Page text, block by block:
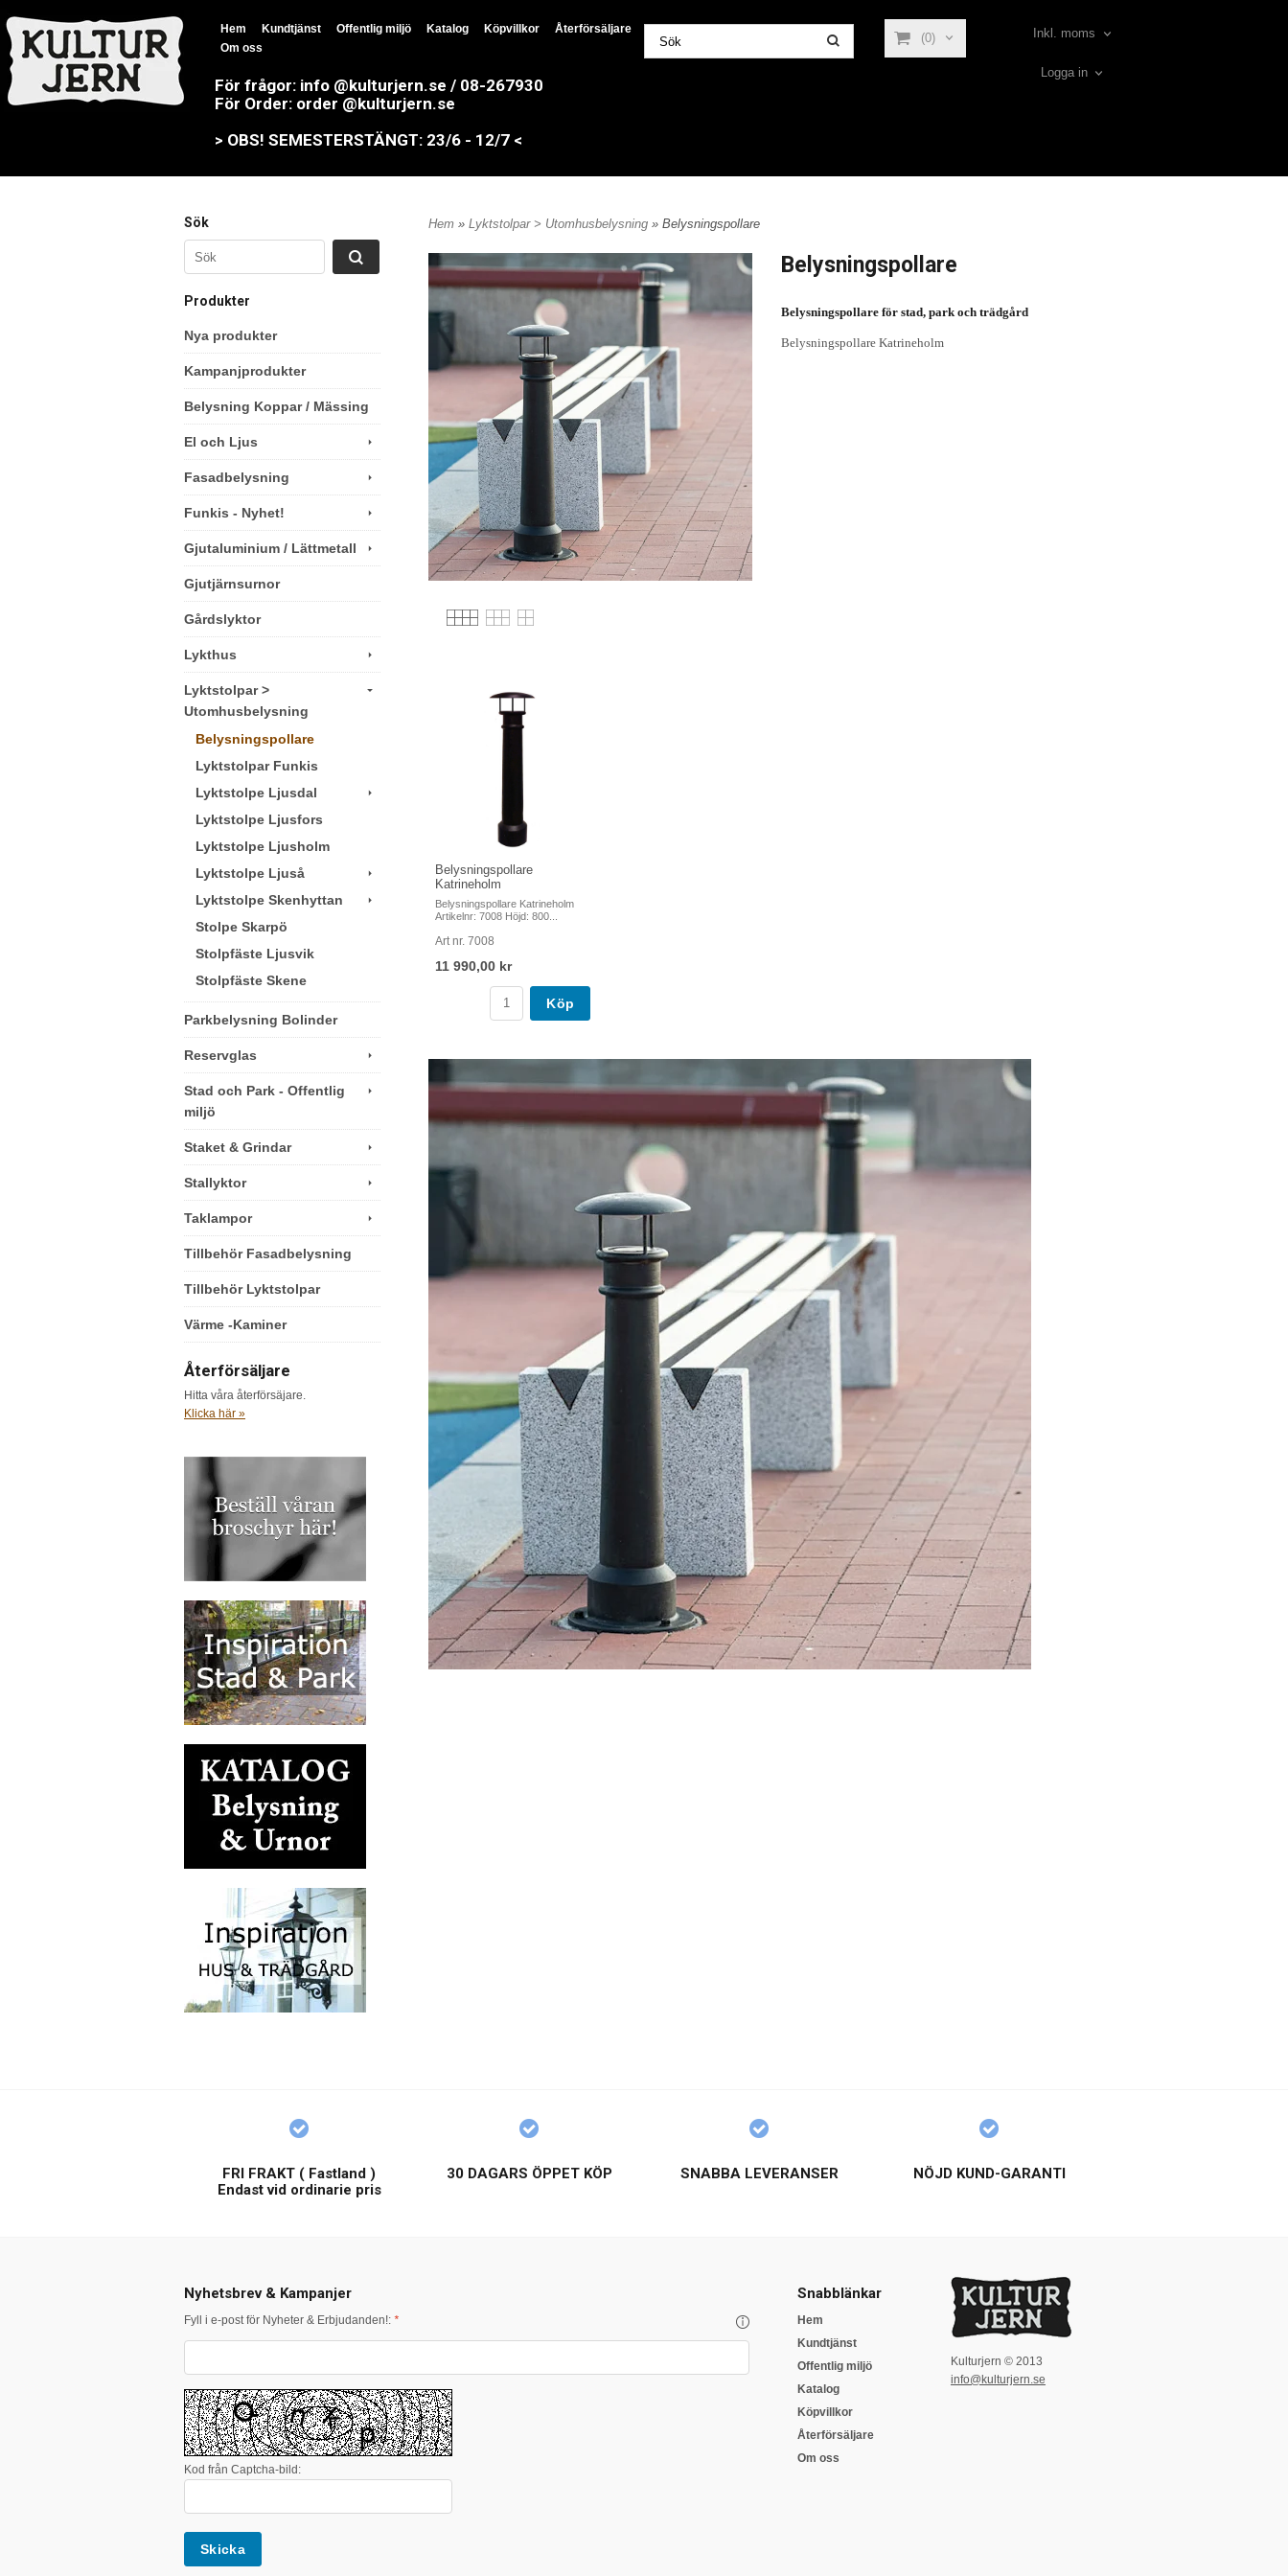
Hem Kundtjänst Offentlig miljö Katalog Köpvillkor
Återförsäljare
Om oss
För frågor: info @kulturjern.se / 08-267930
För Order: order @kulturjern.se
> OBS! SEMESTERSTÄNGT: 23/6 - 12/7 <
(0) Inkl. moms
Logga in
Sök
Produkter
Nya produkter
Kampanjprodukter
Belysning Koppar / Mässing
El och Ljus
Fasadbelysning
Funkis - Nyhet!
Gjutaluminium / Lättmetall
Gjutjärnsurnor
Gårdslyktor
Lykthus
Lyktstolpar >
Utomhusbelysning
Belysningspollare
Lyktstolpar Funkis
Lyktstolpe Ljusdal
Lyktstolpe Ljusfors
Lyktstolpe Ljusholm
Lyktstolpe Ljuså
Lyktstolpe Skenhyttan
Stolpe Skarpö
Stolpfäste Ljusvik
Stolpfäste Skene
Parkbelysning Bolinder
Reservglas
Stad och Park - Offentlig
miljö
Staket & Grindar
Stallyktor
Taklampor
Tillbehör Fasadbelysning
Tillbehör Lyktstolpar
Värme -Kaminer
Återförsäljare
Hitta våra återförsäjare.
Klicka här »
Hem » Lyktstolpar > Utomhusbelysning » Belysningspollare
Belysningspollare
Belysningspollare för stad, park och trädgård
Belysningspollare Katrineholm
Belysningspollare
Katrineholm
Belysningspollare Katrineholm
Artikelnr: 7008 Höjd: 800...
Art nr. 7008
11 990,00 kr
Köp
FRI FRAKT ( Fastland )
Endast vid ordinarie pris
30 DAGARS ÖPPET KÖP SNABBA LEVERANSER NÖJD KUND-GARANTI
Nyhetsbrev & Kampanjer
Fyll i e-post för Nyheter & Erbjudanden!: *
Kod från Captcha-bild:
Snabblänkar
Hem
Kundtjänst
Offentlig miljö
Katalog
Köpvillkor
Återförsäljare
Om oss
Kulturjern © 2013
info@kulturjern.se